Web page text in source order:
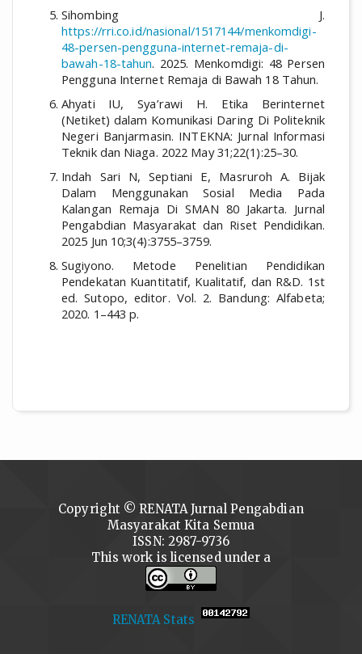
Sihombing J.
https://rri.co.id/nasional/1517144/menkomdigi-
48-persen-pengguna-internet-remaja-di-
bawah-18-tahun. 2025. Menkomdigi: 48 Persen
Pengguna Internet Remaja di Bawah 18 Tahun.
Ahyati IU, Sya’rawi H. Etika Berinternet
(Netiket) dalam Komunikasi Daring Di Politeknik
Negeri Banjarmasin. INTEKNA: Jurnal Informasi
Teknik dan Niaga. 2022 May 31;22(1):25–30.
Indah Sari N, Septiani E, Masruroh A. Bijak
Dalam Menggunakan Sosial Media Pada
Kalangan Remaja Di SMAN 80 Jakarta. Jurnal
Pengabdian Masyarakat dan Riset Pendidikan.
2025 Jun 10;3(4):3755–3759.
Sugiyono. Metode Penelitian Pendidikan
Pendekatan Kuantitatif, Kualitatif, dan R&D. 1st
ed. Sutopo, editor. Vol. 2. Bandung: Alfabeta;
2020. 1–443 p.
Copyright © RENATA Jurnal Pengabdian
Masyarakat Kita Semua
ISSN: 2987-9736
This work is licensed under a
RENATA Stats